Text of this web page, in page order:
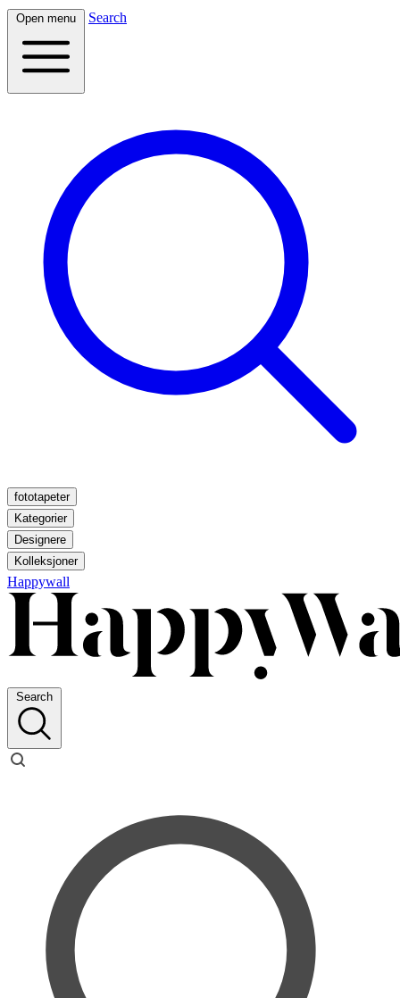
Open menu Search
fototapeter
Kategorier
Designere
Kolleksjoner
Happywall
Search